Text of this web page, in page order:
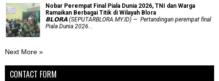
Nobar Perempat Final Piala Dunia 2026, TNI dan Warga
Ramaikan Berbagai Titik di Wilayah Blora
𝗕𝗟𝗢𝗥𝗔 (SEPUTARBLORA.MY.ID) — Pertandingan perempat final
Piala Dunia 2026...
Next More »
CONTACT FORM